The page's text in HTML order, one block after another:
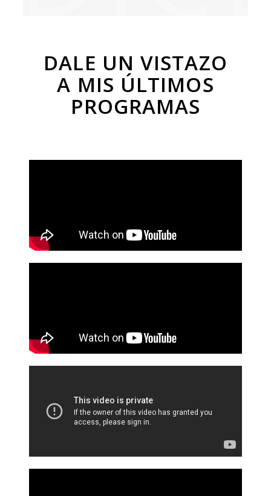
DALE UN VISTAZO
A MIS ÚLTIMOS
PROGRAMAS